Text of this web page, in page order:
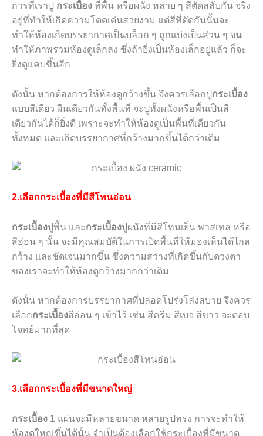
การที่เราปู กระเบื้อง ที่พื้น หรือผนัง หลาย ๆ สีตัดสลับกัน จริง
อยู่ที่ทำให้เกิดความโดดเด่นสวยงาม แต่สีที่ตัดกันนั้นจะ
ทำให้ห้องเกิดบรรยากาศเป็นบล็อก ๆ ถูกแบ่งเป็นส่วน ๆ จน
ทำให้ภาพรวมห้องดูเล็กลง ซึ่งถ้ายิ่งเป็นห้องเล็กอยู่แล้ว ก็จะ
ยิ่งดูแคบขึ้นอีก
ดังนั้น หากต้องการให้ห้องดูกว้างขึ้น จึงควรเลือกปู กระเบื้อง
แบบสีเดียว ผืนเดียวกันทั้งพื้นที่ จะปูทั้งผนังหรือพื้นเป็นสี
เดียวกันได้ก็ยิ่งดี เพราะจะทำให้ห้องดูเป็นพื้นที่เดียวกัน
ทั้งหมด และเกิดบรรยากาศที่กว้างมากขึ้นได้กว่าเดิม
2.เลือกกระเบื้องที่มีสีโทนอ่อน
กระเบื้องปูพื้น และกระเบื้องปูผนังที่มีสีโทนเย็น พาสเทล หรือ
สีอ่อน ๆ นั้น จะมีคุณสมบัติในการเปิดพื้นที่ให้มองเห็นได้ไกล
กว้าง และชัดเจนมากขึ้น ซึ่งความสว่างที่เกิดขึ้นกับดวงตา
ของเราจะทำให้ห้องดูกว้างมากกว่าเดิม
ดังนั้น หากต้องการบรรยากาศที่ปลอดโปร่งโล่งสบาย จึงควร
เลือกกระเบื้องสีอ่อน ๆ เข้าไว้ เช่น สีครีม สีเบจ สีขาว จะตอบ
โจทย์มากที่สุด
3.เลือกกระเบื้องที่มีขนาดใหญ่
กระเบื้อง 1 แผ่นจะมีหลายขนาด หลายรูปทรง การจะทำให้
ห้องดูใหญ่ขึ้นได้นั้น จำเป็นต้องเลือกใช้กระเบื้องที่มีขนาด